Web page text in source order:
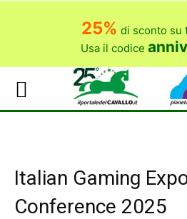
25% di sconto su
Usa il codice
Italian Gaming
Conference 2025